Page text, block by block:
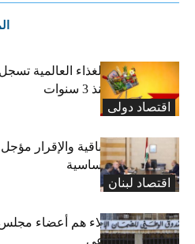
اقتصاد دولی
“الفاو”: أسعار الغذاء العالمية
أعلى مستوى منذ 3 سنوات
اقتصاد لبنان
رسوم النفايات باقية والإقرار
واستثناء لمواد أساسية
بعد 19 عاماً: هؤلاء هم أعضاء
الضمان الاجتماعي